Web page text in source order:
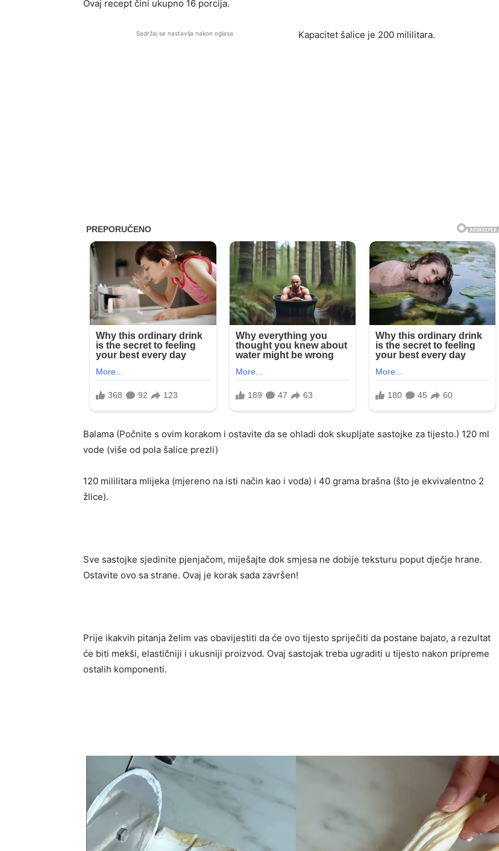
Ovaj recept čini ukupno 16 porcija.
Sadržaj se nastavlja nakon oglasa Kapacitet šalice je 200 mililitara.
Balama (Počnite s ovim korakom i ostavite da se ohladi dok skupljate sastojke za tijesto.) 120 ml
vode (više od pola šalice prezli)
120 mililitara mlijeka (mjereno na isti način kao i voda) i 40 grama brašna (što je ekvivalentno 2
žlice).
Sve sastojke sjedinite pjenjačom, miješajte dok smjesa ne dobije teksturu poput dječje hrane.
Ostavite ovo sa strane. Ovaj je korak sada završen!
Prije ikakvih pitanja želim vas obavijestiti da će ovo tijesto spriječiti da postane bajato, a rezultat
će biti mekši, elastičniji i ukusniji proizvod. Ovaj sastojak treba ugraditi u tijesto nakon pripreme
ostalih komponenti.